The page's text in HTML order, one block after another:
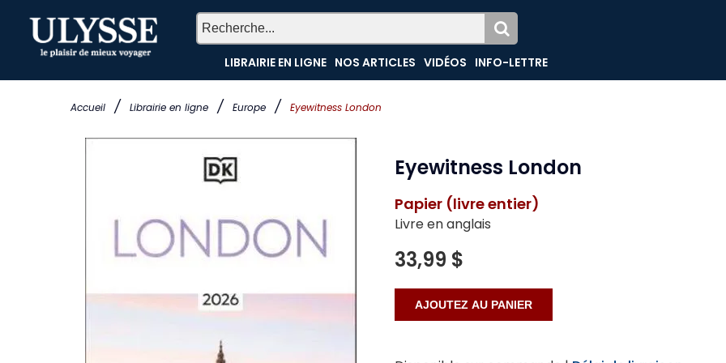
Accueil / Librairie en ligne / Europe / Eyewitness London
LIBRAIRIE EN LIGNE NOS ARTICLES VIDÉOS INFO-LETTRE
Eyewitness London
Papier (livre entier)
Livre en anglais
33,99 $